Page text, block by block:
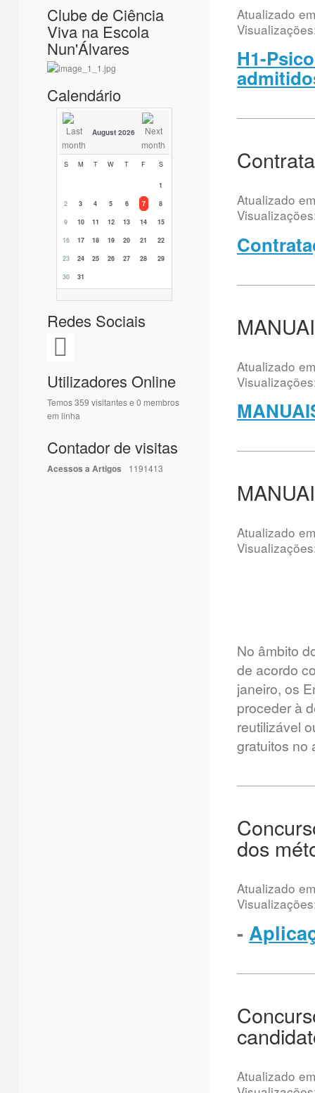
Clube de Ciência
Viva na Escola
Nun'Álvares
Calendário
August 2026
S M T W T F S
1
2
3 4 5 6 7
8
9
10 11 12 13 14
15
16
17 18 19 20 21
22
23
24 25 26 27 28
29
30
31
Redes Sociais
Utilizadores Online
Temos 359 visitantes e 0 membros
em linha
Contador de visitas
Acessos a Artigos 1191413
Atualizado
H1-
Atualizado
Atualizado
Atualizado
No âmbito
de acordo
janeiro, os
proceder à
reutilizável
gratuitos no
dos
Atualizado
-
Atualizado